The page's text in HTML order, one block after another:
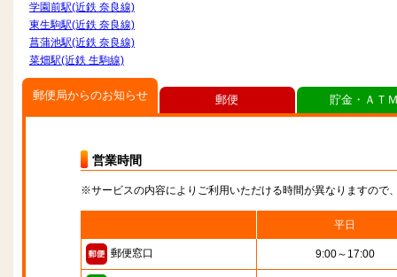
学園前駅(近鉄 奈良線)
東生駒駅(近鉄 奈良線)
菖蒲池駅(近鉄 奈良線)
菜畑駅(近鉄 生駒線)
郵便局からのお知らせ
営業時間
※サービスの内容によりご利用いただける時間が異なりますので
平日
郵便窓口 9:00～17:00
郵便 貯金・ＡＴ